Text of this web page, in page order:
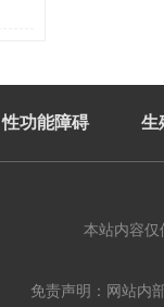
性功能障碍 生
本站内容仅
免责声明：网站内